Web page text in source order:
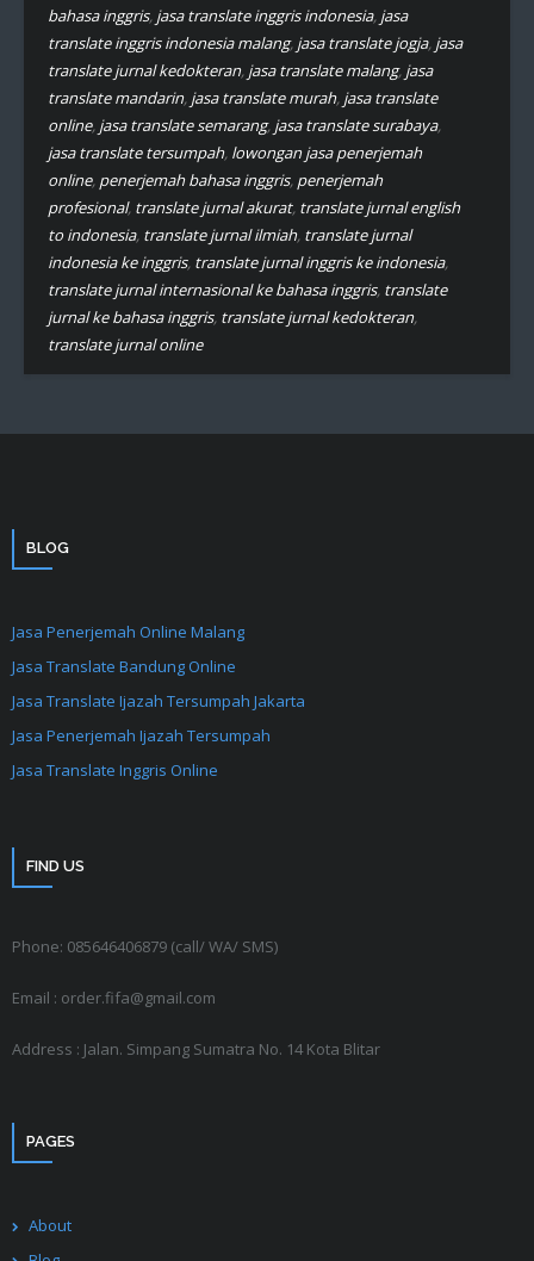
bahasa inggris, jasa translate inggris indonesia, jasa
translate inggris indonesia malang, jasa translate jogja, jasa
translate jurnal kedokteran, jasa translate malang, jasa
translate mandarin, jasa translate murah, jasa translate
online, jasa translate semarang, jasa translate surabaya,
jasa translate tersumpah, lowongan jasa penerjemah
online, penerjemah bahasa inggris, penerjemah
profesional, translate jurnal akurat, translate jurnal english
to indonesia, translate jurnal ilmiah, translate jurnal
indonesia ke inggris, translate jurnal inggris ke indonesia,
translate jurnal internasional ke bahasa inggris, translate
jurnal ke bahasa inggris, translate jurnal kedokteran,
translate jurnal online
BLOG
Jasa Penerjemah Online Malang
Jasa Translate Bandung Online
Jasa Translate Ijazah Tersumpah Jakarta
Jasa Penerjemah Ijazah Tersumpah
Jasa Translate Inggris Online
FIND US
Phone: 085646406879 (call/ WA/ SMS)
Email : order.fifa@gmail.com
Address : Jalan. Simpang Sumatra No. 14 Kota Blitar
PAGES
About